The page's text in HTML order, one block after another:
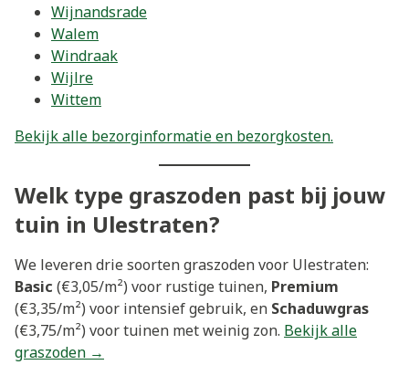
Wijnandsrade
Walem
Windraak
Wijlre
Wittem
Bekijk alle bezorginformatie en bezorgkosten.
Welk type graszoden past bij jouw
tuin in Ulestraten?
We leveren drie soorten graszoden voor Ulestraten:
Basic (€3,05/m²) voor rustige tuinen, Premium
(€3,35/m²) voor intensief gebruik, en Schaduwgras
(€3,75/m²) voor tuinen met weinig zon. Bekijk alle
graszoden →